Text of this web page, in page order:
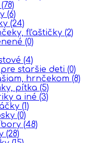
(78)
(6)
(24)
fľaštičky (2)
(0)
(4)
staršie deti (0)
hrnčekom (8)
pítka (5)
a iné (3)
(1)
(0)
(48)
(28)